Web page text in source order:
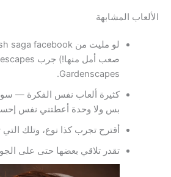
الألعاب المشابهة
Gardenscapes.
كثيرة ألعاب نفس الفكرة —
بس ولا وحدة أعطتني نفس
أقترح تجرب كذا نوع، وتلك
تقدر تلاقي بعضها حتى على